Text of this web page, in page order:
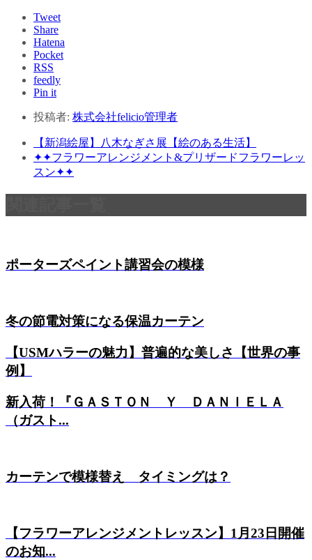
Tweet
Share
Hatena
Pocket
RSS
feedly
Pin it
投稿者: 株式会社felicio管理者
【新潟絵屋】八木なぎさ展【絵のある生活】
✦✦フラワーアレンジメント&プリザードフラワーレッ
スン✦✦
ポーターズペイント講習会の模様
冬の節電対策になる保温カーテン
【USMハラーの魅力】普遍的な美しさ【世界の事
例】
新入荷！『ＧＡＳＴＯＮ Ｙ ＤＡＮＩＥＬＡ
（ガスト...
カーテンで模様替え タイミングは？
【フラワーアレンジメントレッスン】1月23日開催
のお知...